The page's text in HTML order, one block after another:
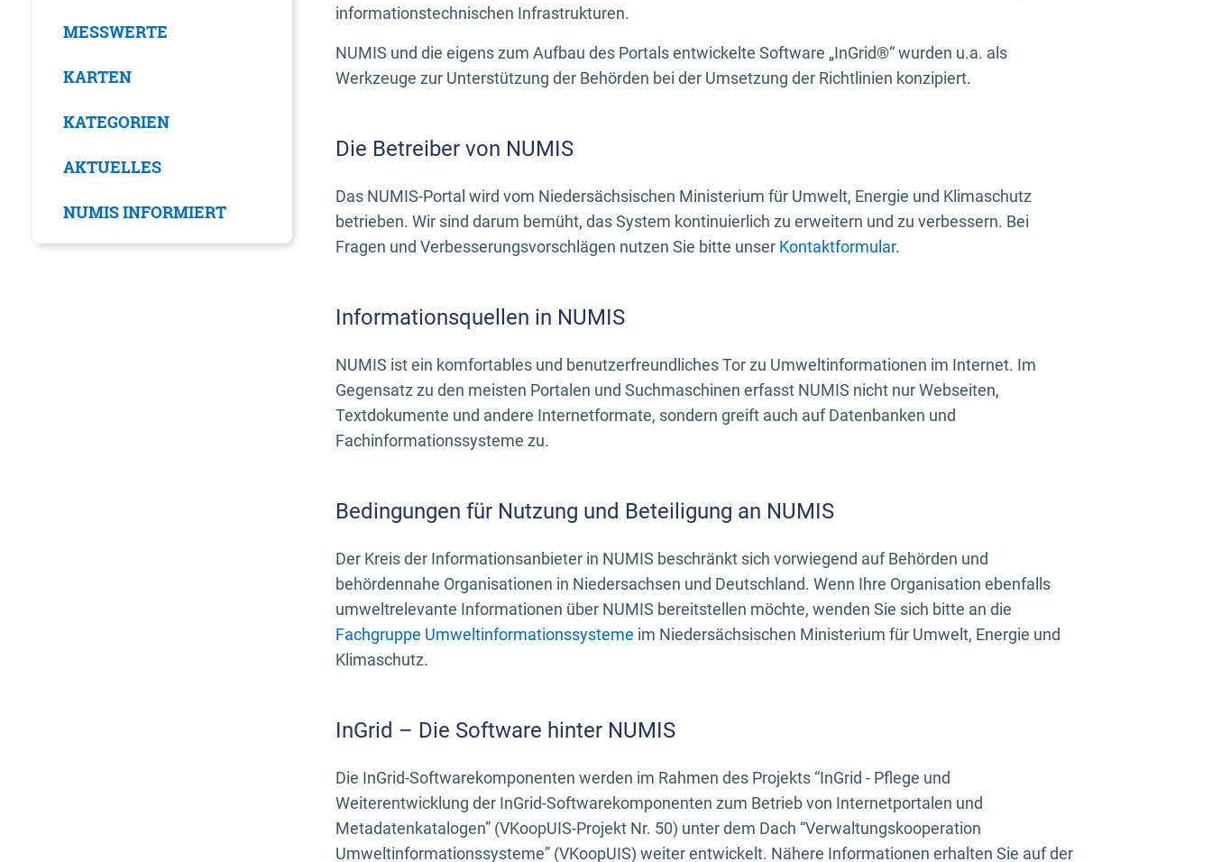
MESSWERTE
KARTEN
KATEGORIEN
AKTUELLES
NUMIS INFORMIERT
informationstechnischen Infrastrukturen.
NUMIS und die eigens zum Aufbau des Portals entwickelte Software „InGrid®“ wurden u.a. als
Werkzeuge zur Unterstützung der Behörden bei der Umsetzung der Richtlinien konzipiert.
Die Betreiber von NUMIS
Das NUMIS-Portal wird vom Niedersächsischen Ministerium für Umwelt, Energie und Klimaschutz
betrieben. Wir sind darum bemüht, das System kontinuierlich zu erweitern und zu verbessern. Bei
Fragen und Verbesserungsvorschlägen nutzen Sie bitte unser Kontaktformular.
Informationsquellen in NUMIS
NUMIS ist ein komfortables und benutzerfreundliches Tor zu Umweltinformationen im Internet. Im
Gegensatz zu den meisten Portalen und Suchmaschinen erfasst NUMIS nicht nur Webseiten,
Textdokumente und andere Internetformate, sondern greift auch auf Datenbanken und
Fachinformationssysteme zu.
Bedingungen für Nutzung und Beteiligung an NUMIS
Der Kreis der Informationsanbieter in NUMIS beschränkt sich vorwiegend auf Behörden und
behördennahe Organisationen in Niedersachsen und Deutschland. Wenn Ihre Organisation ebenfalls
umweltrelevante Informationen über NUMIS bereitstellen möchte, wenden Sie sich bitte an die
Fachgruppe Umweltinformationssysteme im Niedersächsischen Ministerium für Umwelt, Energie und
Klimaschutz.
InGrid – Die Software hinter NUMIS
Die InGrid-Softwarekomponenten werden im Rahmen des Projekts “InGrid - Pflege und
Weiterentwicklung der InGrid-Softwarekomponenten zum Betrieb von Internetportalen und
Metadatenkatalogen” (VKoopUIS-Projekt Nr. 50) unter dem Dach “Verwaltungskooperation
Umweltinformationssysteme” (VKoopUIS) weiter entwickelt. Nähere Informationen erhalten Sie auf der